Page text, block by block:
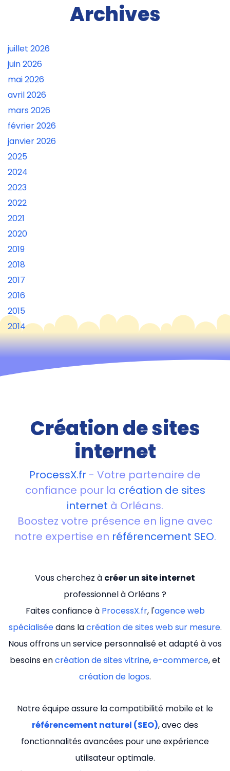
Archives
juillet 2026
juin 2026
mai 2026
avril 2026
mars 2026
février 2026
janvier 2026
2025
2024
2023
2022
2021
2020
2019
2018
2017
2016
2015
2014
Création de sites
internet
ProcessX.fr - Votre partenaire de
confiance pour la création de sites
internet à Orléans.
Boostez votre présence en ligne avec
notre expertise en référencement SEO.
Vous cherchez à créer un site internet
professionnel à Orléans ?
Faites confiance à ProcessX.fr, l'agence web
spécialiséedans lacréation de sites web sur mesure.
Nous offrons un service personnalisé et adapté à vos
besoins encréation de sites vitrine,e-commerce, et
création de logos.
Notre équipe assure la compatibilité mobile et le
référencement naturel (SEO), avec des
fonctionnalités avancées pour une expérience
utilisateur optimale.